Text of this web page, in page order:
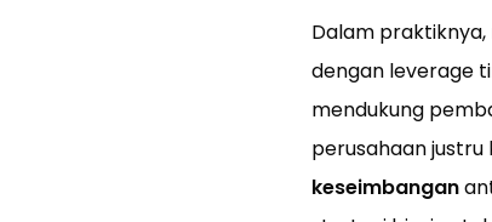
Dalam praktiknya,
dengan leverage
mendukung
perusahaan justru
keseimbangan